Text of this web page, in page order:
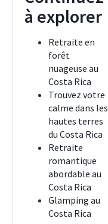
à explorer
Retraite en
forêt
nuageuse au
Costa Rica
Trouvez votre
calme dans les
hautes terres
du Costa Rica
Retraite
romantique
abordable au
Costa Rica
Glamping au
Costa Rica